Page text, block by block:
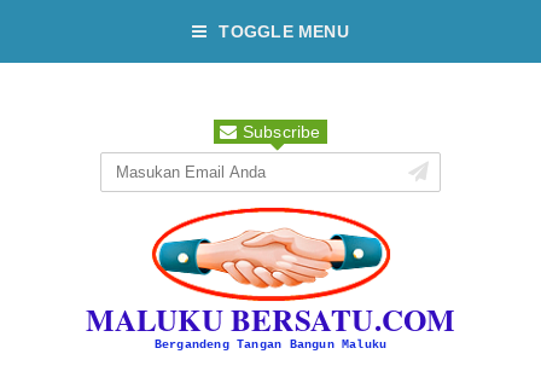
TOGGLE MENU
Subscribe
MALUKU BERSATU.COM
Bergandeng Tangan Bangun Maluku